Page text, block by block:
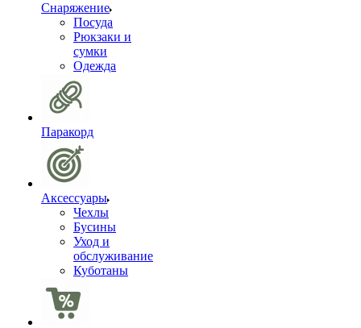
Снаряжение
Посуда
Рюкзаки и
сумки
Одежда
Паракорд
Аксессуары
Чехлы
Бусины
Уход и
обслуживание
Куботаны